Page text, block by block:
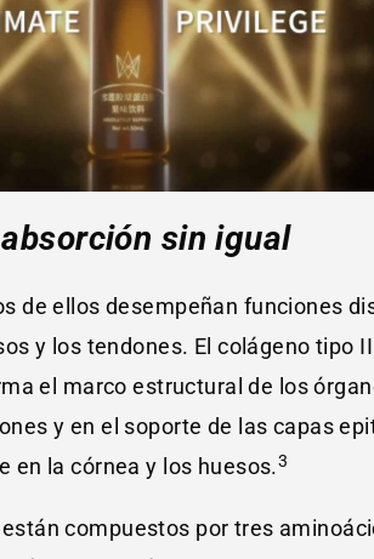
sin igual
de ellos desempeñan funciones
y los tendones. El colágeno tipo
el marco estructural de los
y en el soporte de las capas
en la córnea y los huesos.3
compuestos por tres